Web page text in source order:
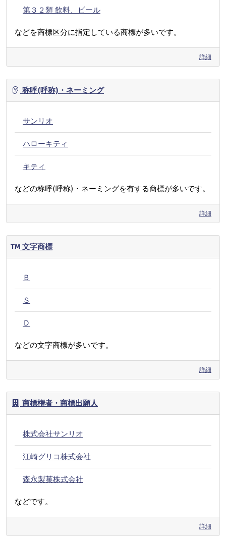
第３２類 飲料、ビール
などを商標区分に指定している商標が多いです。
詳細
称呼(呼称)・ネーミング
サンリオ
ハローキティ
キティ
などの称呼(呼称)・ネーミングを有する商標が多いです。
詳細
文字商標
Ｂ
Ｓ
Ｄ
などの文字商標が多いです。
詳細
商標権者・商標出願人
株式会社サンリオ
江崎グリコ株式会社
森永製菓株式会社
などです。
詳細